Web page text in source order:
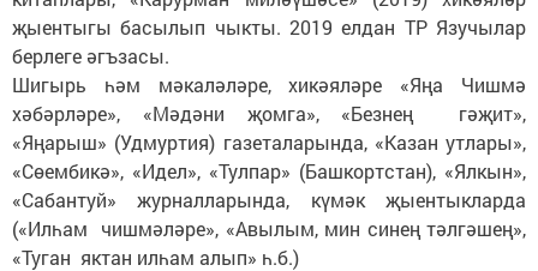
җыентыгы басылып чыкты. 2019 елдан ТР Язучылар
берлеге әгъзасы.
Шигырь һәм мәкаләләре, хикәяләре «Яңа Чишмә
хәбәрләре», «Мәдәни җомга», «Безнең гәҗит»,
«Яңарыш» (Удмуртия) газеталарында, «Казан утлары»,
«Сөембикә», «Идел», «Тулпар» (Башкортстан), «Ялкын»,
«Сабантуй» журналларында, күмәк җыентыкларда
(«Илһам чишмәләре», «Авылым, мин синең тәлгәшең»,
«Туган яктан илһам алып» һ.б.)